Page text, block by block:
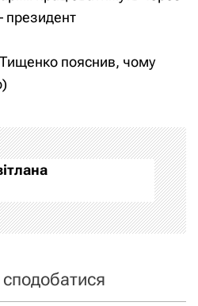
президент
пояснив, чому